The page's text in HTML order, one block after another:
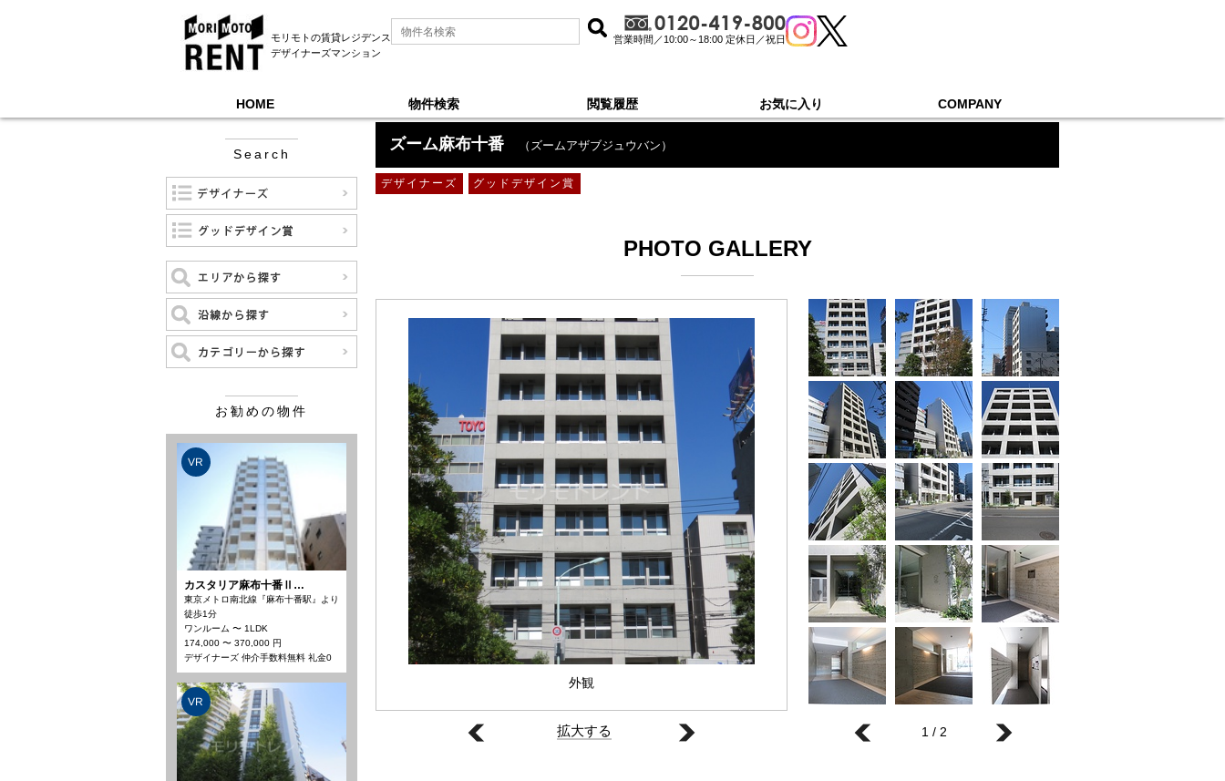
モリモトの賃貸レジデンス
デザイナーズマンション
営業時間／10:00～18:00 定休日／祝日
HOME 物件検索 閲覧履歴 お気に入り COMPANY
モリモトレントTOP ＞
ズーム麻布十番 （ズームアザブジュウバン）
デザイナーズ グッドデザイン賞
PHOTO GALLERY
拡大する
外観
1 / 2
Search
お勧めの物件
VR
カスタリア麻布十番Ⅱ…
東京メトロ南北線『麻布十番駅』より
徒歩1分
ワンルーム 〜 1LDK
174,000 〜 370,000 円
デザイナーズ 仲介手数料無料 礼金0
VR